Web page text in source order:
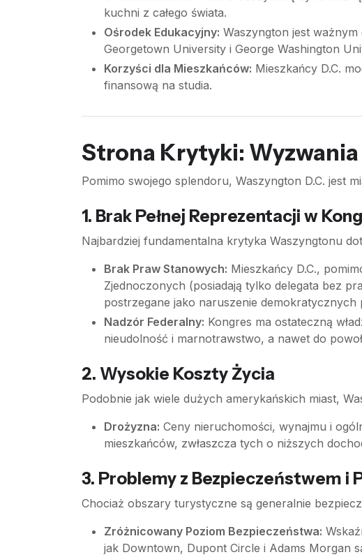
kuchni z całego świata.
Ośrodek Edukacyjny: Waszyngton jest
Georgetown University i George Washington
Korzyści dla Mieszkańców: Mieszkańcy D.C.
finansową na studia.
Strona Krytyki:
Pomimo swojego splendoru, Waszyngton D.C. jest
1. Brak Pełnej Reprezentacji w
Najbardziej fundamentalna krytyka Waszyngtonu
Brak Praw Stanowych: Mieszkańcy D.C.,
Zjednoczonych (posiadają tylko delegata bez
postrzegane jako naruszenie demokratycznych
Nadzór Federalny: Kongres ma ostateczną
nieudolność i marnotrawstwo, a nawet do
2. Wysokie Koszty Życia
Podobnie jak wiele dużych amerykańskich miast,
Drożyzna: Ceny nieruchomości, wynajmu i
mieszkańców, zwłaszcza tych o niższych
3. Problemy z Bezpieczeństwem i
Chociaż obszary turystyczne są generalnie
Zróżnicowany Poziom Bezpieczeństwa:
jak Downtown, Dupont Circle i Adams Morgan